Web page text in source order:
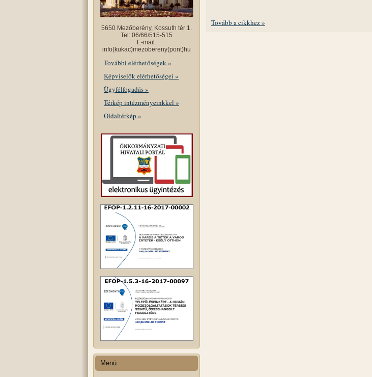
5650 Mezőberény, Kossuth tér 1.
Tel: 06/66/515-515
E-mail:
info(kukac)mezobereny(pont)hu
További elérhetőségek »
Képviselők elérhetőségei »
Ügyfélfogadás »
Térkép intézményeinkkel »
Oldaltérkép »
Menü
Tovább a cikkhez »